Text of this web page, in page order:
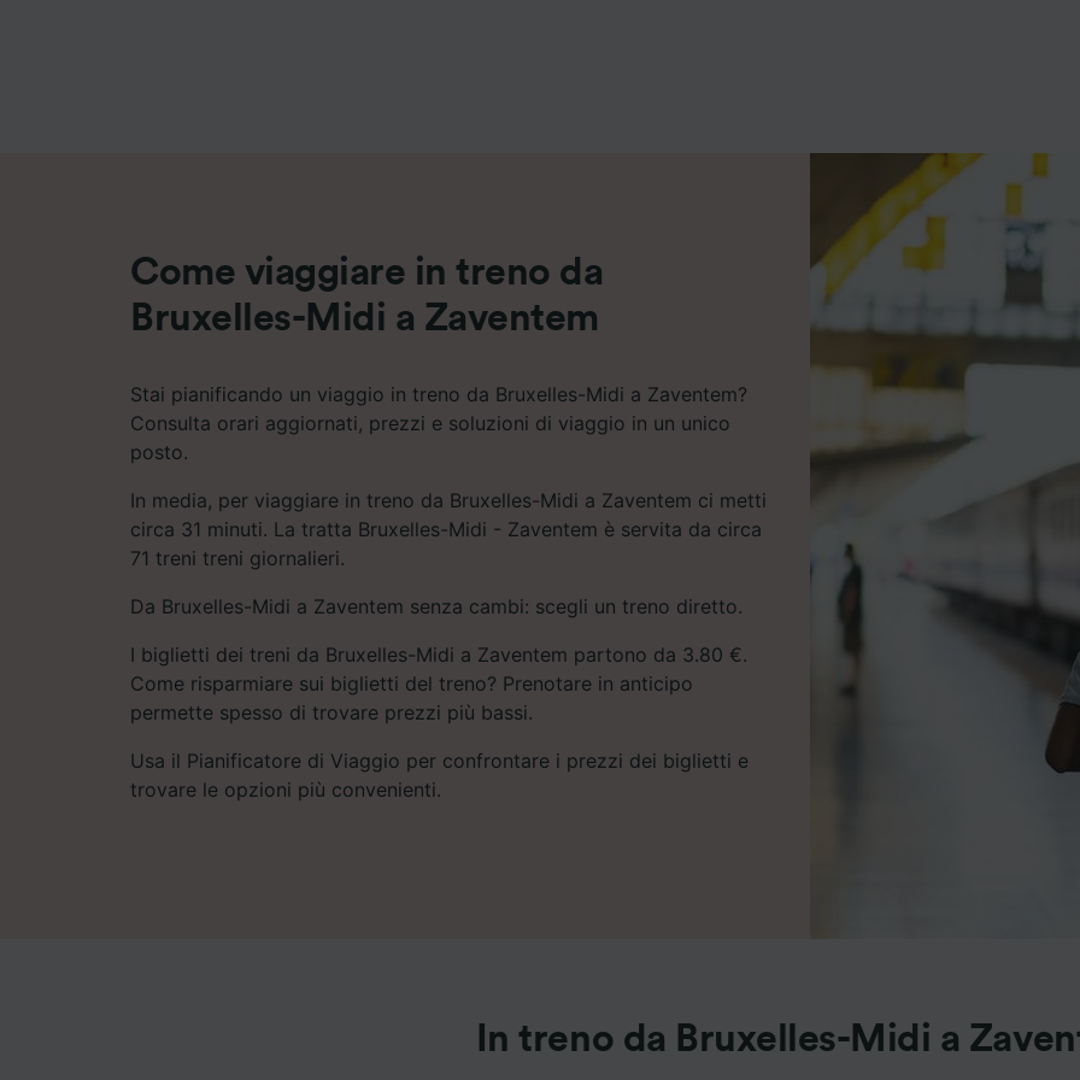
Come viaggiare in treno da
Bruxelles-Midi a Zaventem
Stai pianificando un viaggio in treno da Bruxelles-Midi a Zaventem?
Consulta orari aggiornati, prezzi e soluzioni di viaggio in un unico
posto.
In media, per viaggiare in treno da Bruxelles-Midi a Zaventem ci metti
circa 31 minuti. La tratta Bruxelles-Midi - Zaventem è servita da circa
71 treni treni giornalieri.
Da Bruxelles-Midi a Zaventem senza cambi: scegli un treno diretto.
I biglietti dei treni da Bruxelles-Midi a Zaventem partono da 3.80 €.
Come risparmiare sui biglietti del treno? Prenotare in anticipo
permette spesso di trovare prezzi più bassi.
Usa il Pianificatore di Viaggio per confrontare i prezzi dei biglietti e
trovare le opzioni più convenienti.
In treno da Bruxelles-Midi a